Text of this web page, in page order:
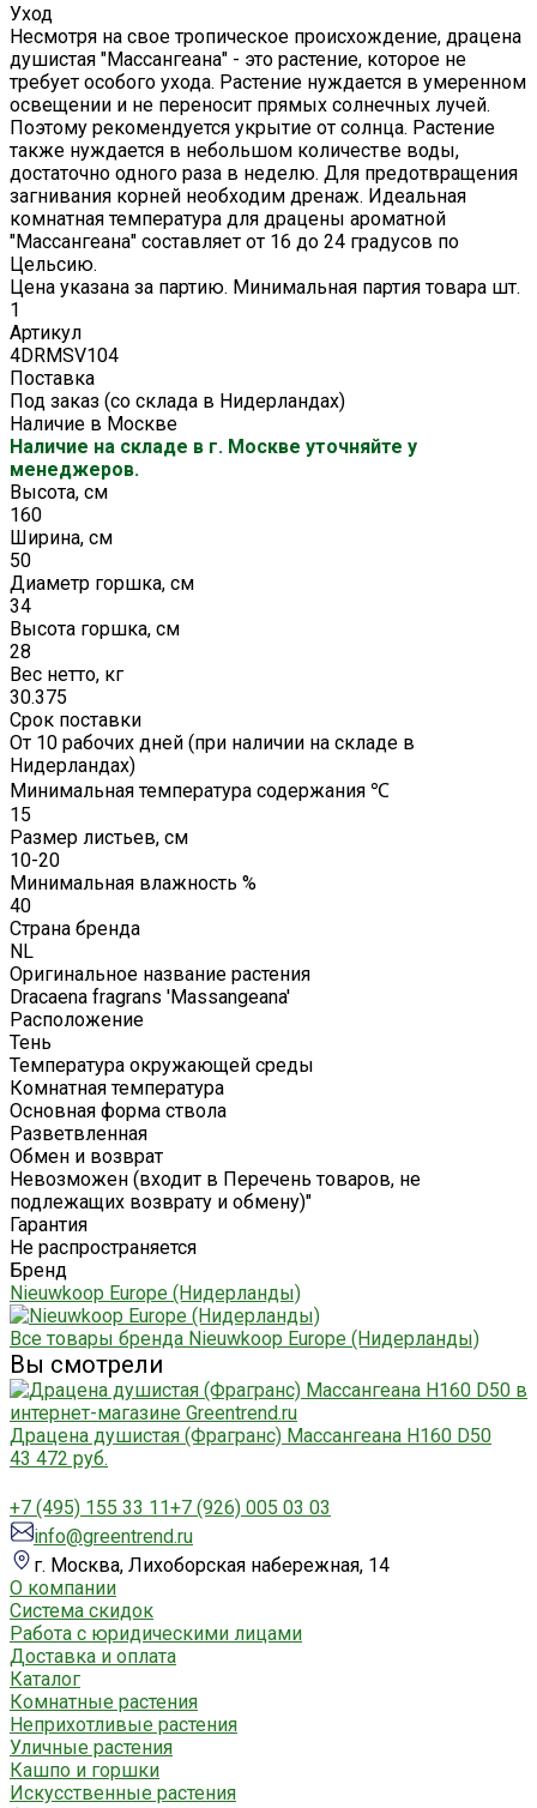
Уход
Несмотря на свое тропическое происхождение, драцена
душистая "Массангеана" - это растение, которое не
требует особого ухода. Растение нуждается в умеренном
освещении и не переносит прямых солнечных лучей.
Поэтому рекомендуется укрытие от солнца. Растение
также нуждается в небольшом количестве воды,
достаточно одного раза в неделю. Для предотвращения
загнивания корней необходим дренаж. Идеальная
комнатная температура для драцены ароматной
"Массангеана" составляет от 16 до 24 градусов по
Цельсию.
Цена указана за партию. Минимальная партия товара шт.
1
Артикул
4DRMSV104
Поставка
Под заказ (со склада в Нидерландах)
Наличие в Москве
Наличие на складе в г. Москве уточняйте у
менеджеров.
Высота, см
160
Ширина, см
50
Диаметр горшка, см
34
Высота горшка, см
28
Вес нетто, кг
30.375
Срок поставки
От 10 рабочих дней (при наличии на складе в
Нидерландах)
Минимальная температура содержания ℃
15
Размер листьев, см
10-20
Минимальная влажность %
40
Страна бренда
NL
Оригинальное название растения
Dracaena fragrans 'Massangeana'
Расположение
Тень
Температура окружающей среды
Комнатная температура
Основная форма ствола
Разветвленная
Обмен и возврат
Невозможен (входит в Перечень товаров, не
подлежащих возврату и обмену)"
Гарантия
Не распространяется
Бренд
Nieuwkoop Europe (Нидерланды)
Все товары бренда Nieuwkoop Europe (Нидерланды)
Вы смотрели
Драцена душистая (Фрагранс) Массангеана H160 D50
43 472 руб.
+7 (495) 155 33 11+7 (926) 005 03 03
info@greentrend.ru
г. Москва, Лихоборская набережная, 14
О компании
Система скидок
Работа с юридическими лицами
Доставка и оплата
Каталог
Комнатные растения
Неприхотливые растения
Уличные растения
Кашпо и горшки
Искусственные растения